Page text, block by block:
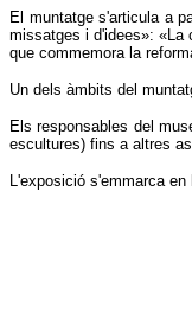
El muntatge s'articula a
missatges i d'idees»: «La
que commemora la
Un dels àmbits del
Els responsables del
escultures) fins a altres
L'exposició s'emmarca